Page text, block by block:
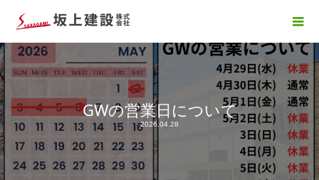
GWの営業日について
2026.04.28